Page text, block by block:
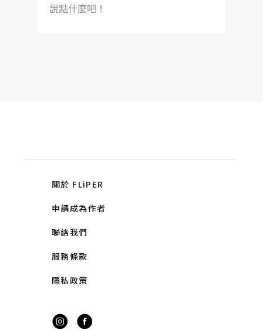
說點什麼吧！
關於 FLiPER
申請成為作者
聯絡我們
服務條款
隱私政策